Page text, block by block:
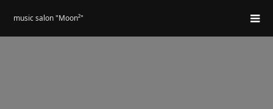
music salon "Moon²"